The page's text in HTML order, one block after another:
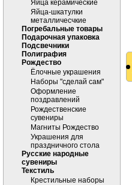
Яйца керамические
Яйца-шкатулки
металличесчкие
Погребальные товары
Подарочная упаковка
Подсвечники
Полиграфия
Рождество
Ёлочные украшения
Наборы "сделай сам"
Оформление
поздравлений
Рождественские
сувениры
Магниты Рождество
Украшения для
праздничного стола
Русские народные
сувениры
Текстиль
Крестильные наборы